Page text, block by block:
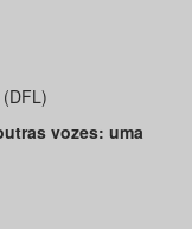
vozes: uma